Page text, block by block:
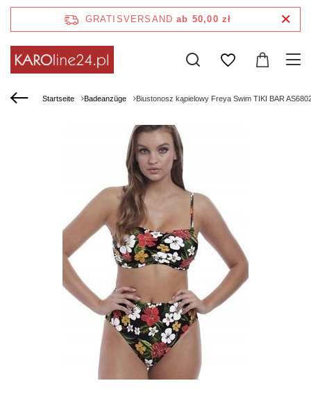
GRATISVERSAND ab 50,00 zł
Startseite Badeanzüge Biustonosz kąpielowy Freya Swim TIKI BAR